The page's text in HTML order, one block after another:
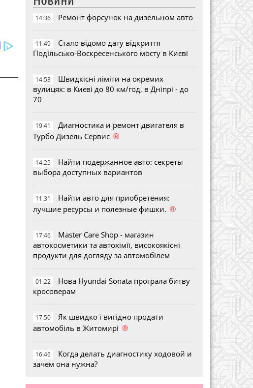
14:36 Ремонт форсунок на дизельном авто
11:49
Стало відомо дату відкриття
Подільсько-Воскресенського мосту в Києві
14:53
Швидкісні ліміти на окремих
вулицях: в Києві до 80 км/год, в Дніпрі - до
70
19:41
Диагностика и ремонт двигателя в
Турбо Дизель Сервис ®
14:25
Найти подержанное авто: секреты
выбора доступных вариантов
11:31
Найти авто для приобретения:
лучшие ресурсы и полезные фишки. ®
17:46
Master Care Shop - магазин
автокосметики та автохімії, високоякісні
продукти для догляду за автомобілем
01:22
Нова Hyundai Sonata програла битву
кросоверам
17:50
Як швидко і вигідно продати
автомобіль в Житомирі ®
16:46
Когда делать диагностику ходовой и
зачем она нужна?